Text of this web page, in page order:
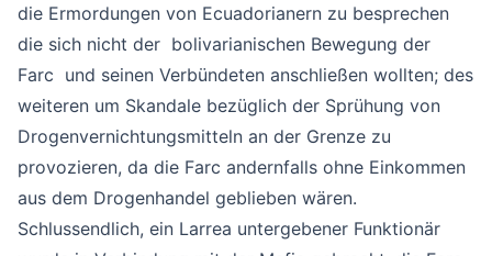
die Ermordungen von Ecuadorianern zu besprechen
die sich nicht der bolivarianischen Bewegung der
Farc und seinen Verbündeten anschließen wollten; des
weiteren um Skandale bezüglich der Sprühung von
Drogenvernichtungsmitteln an der Grenze zu
provozieren, da die Farc andernfalls ohne Einkommen
aus dem Drogenhandel geblieben wären.
Schlussendlich, ein Larrea untergebener Funktionär